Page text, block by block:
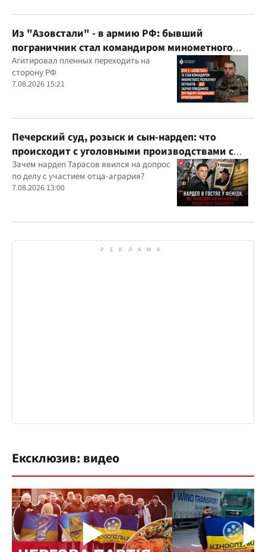
Из "Азовстали" - в армию РФ: бывший
пограничник стал командиром минометного
расчета оккупантов
Агитировал пленных переходить на
сторону РФ
7.08.2026 15:21
Печерский суд, розыск и сын-нардеп: что
происходит с уголовными производствами с
участием агробарона Тарасова?
Зачем нардеп Тарасов явился на допрос
по делу с участием отца-агрария?
7.08.2026 13:00
Ексклюзив: видео